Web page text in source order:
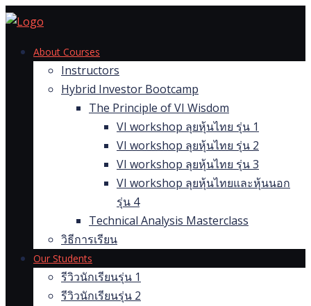
Skip
contentAbout Courses
Instructors
Hybrid Investor Bootcamp
The Principle of VI Wisdom
VI workshop ลุยหุ้นไทย รุ่น 1
VI workshop ลุยหุ้นไทย รุ่น 2
VI workshop ลุยหุ้นไทย รุ่น 3
VI workshop ลุยหุ้นไทยและหุ้นนอก
รุ่น 4
Technical Analysis Masterclass
วิธีการเรียน
Our Students
รีวิวนักเรียนรุ่น 1
รีวิวนักเรียนรุ่น 2